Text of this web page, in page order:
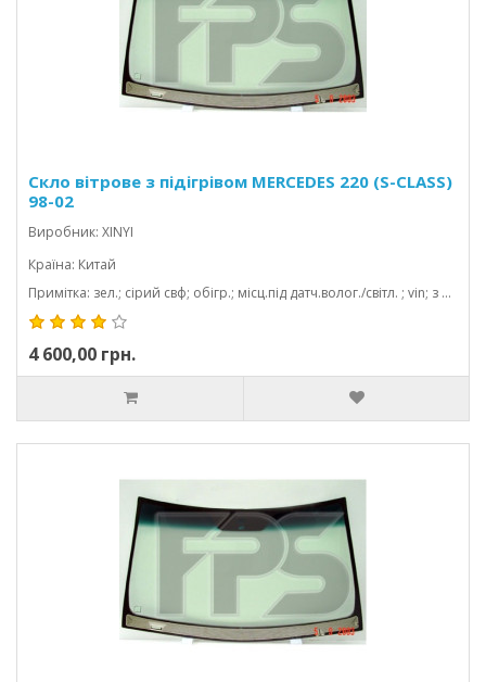
Скло вітрове з підігрівом MERCEDES 220 (S-CLASS)
98-02
Виробник: XINYI
Країна: Китай
Примітка: зел.; сірий свф; обігр.; місц.під датч.волог./світл. ; vin; з молд.; 1550*972
4 600,00 грн.